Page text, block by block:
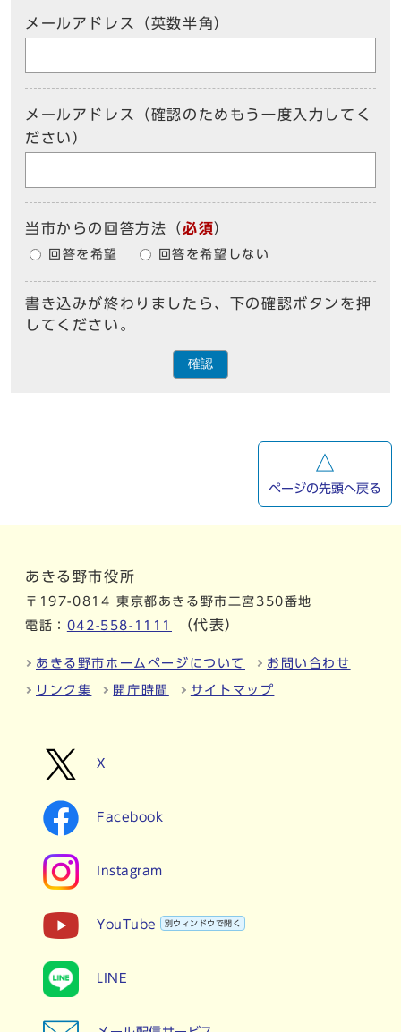
メールアドレス（英数半角）
メールアドレス（確認のためもう一度入力してく
ださい）
当市からの回答方法 （必須）
回答を希望 回答を希望しない
書き込みが終わりましたら、下の確認ボタンを押
してください。
確認
ページの先頭へ戻る
あきる野市役所
〒197-0814 東京都あきる野市二宮350番地
電話： 042-558-1111 （代表）
あきる野市ホームページについて お問い合わせ
リンク集 開庁時間 サイトマップ
X
Facebook
Instagram
YouTube 別ウィンドウで開く
LINE